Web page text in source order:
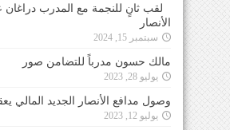
لقب ثانٍ للنجمة مع المدرب
الأنصار
سبتمبر 15, 2024
مالك حسون مدرباً للتضامن صور
يوليو 28, 2023
وصول مدافع الأنصار الجديد المالي
يوليو 12, 2023